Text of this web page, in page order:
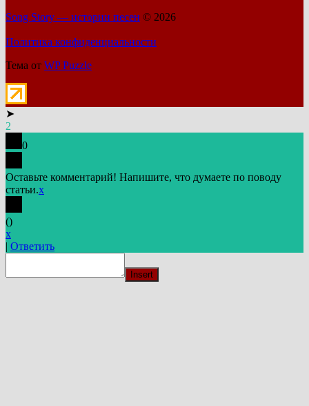
Song Story — истории песен © 2026
Политика конфиденциальности
Тема от WP Puzzle
➤
2
0
Оставьте комментарий! Напишите, что думаете по поводу
статьи.x
()
x
| Ответить
Insert